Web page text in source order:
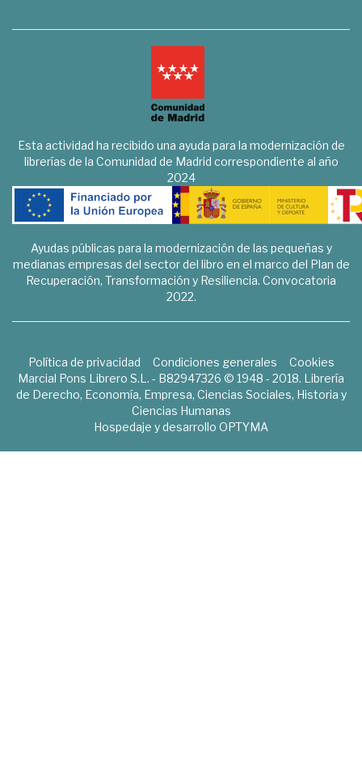
Esta actividad ha recibido una ayuda para la modernización de
librerías de la Comunidad de Madrid correspondiente al año
2024
Ayudas públicas para la modernización de las pequeñas y
medianas empresas del sector del libro en el marco del Plan de
Recuperación, Transformación y Resiliencia. Convocatoria
2022.
Política de privacidad Condiciones generales
Cookies
Marcial Pons Librero S.L. - B82947326 © 1948 - 2018. Librería
de Derecho, Economía, Empresa, Ciencias Sociales, Historia y
Ciencias Humanas
Hospedaje y desarrollo OPTYMA